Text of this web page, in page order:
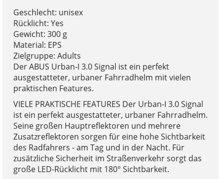
Geschlecht: unisex
Rücklicht: Yes
Gewicht: 300 g
Material: EPS
Zielgruppe: Adults
Der ABUS Urban-I 3.0 Signal ist ein perfekt
ausgestatteter, urbaner Fahrradhelm mit vielen
praktischen Features.
VIELE PRAKTISCHE FEATURES Der Urban-I 3.0 Signal
ist ein perfekt ausgestatteter, urbaner Fahrradhelm.
Seine großen Hauptreflektoren und mehrere
Zusatzreflektoren sorgen für eine hohe Sichtbarkeit
des Radfahrers - am Tag und in der Nacht. Für
zusätzliche Sicherheit im Straßenverkehr sorgt das
große LED-Rücklicht mit 180° Sichtbarkeit.